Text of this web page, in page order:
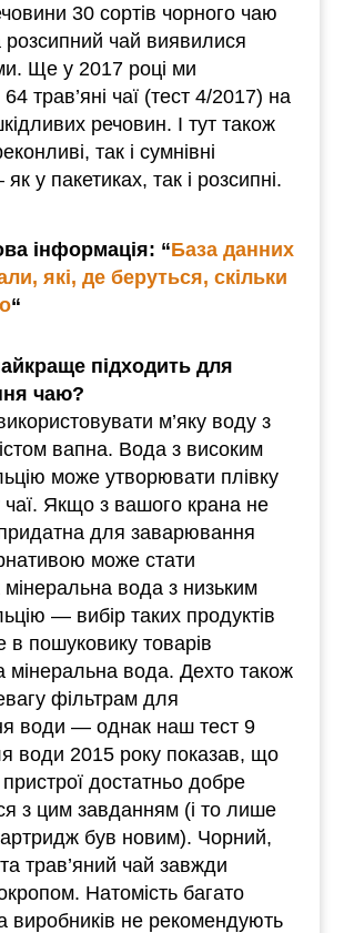
30 сортів чорного чаю
розсипний чай виявилися
Ще у 2017 році ми
трав’яні чаї (тест 4/2017) на
речовин. І тут також
так і сумнівні
у пакетиках, так і розсипні.
інформація: “База данних
які, де беруться, скільки
“
підходить для
чаю?
м’яку воду з
вапна. Вода з високим
може утворювати плівку
Якщо з вашого крана не
для заварювання
може стати
мінеральна вода з низьким
— вибір таких продуктів
в пошуковику товарів
мінеральна вода. Дехто також
фільтрам для
води — однак наш тест 9
води 2015 року показав, що
достатньо добре
з цим завданням (і то лише
був новим). Чорний,
трав’яний чай завжди
Натомість багато
виробників не рекомендують